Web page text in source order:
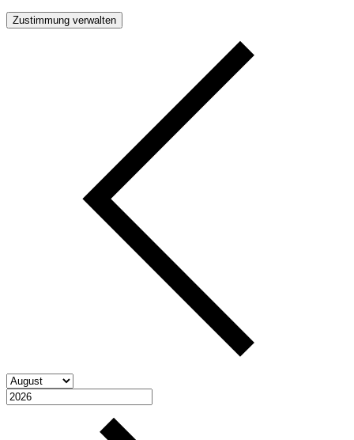
Zustimmung verwalten